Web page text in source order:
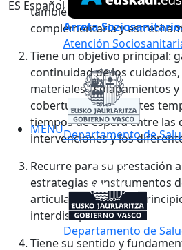
ES Español
MENÚ
Arreta
Atención
Departamento de
Departamento de
también secuencial, pero en
complementaria y
Tiene un objetivo principal:
continuidad de los
materiales –solapamientos
cobertura– y desajustes
tiempos de espera entre las
intervenciones y los
Recurre para su prestación
estrategias e instrumentos
articulan en torno al
interdisciplinariedad.
Tiene su sentido y